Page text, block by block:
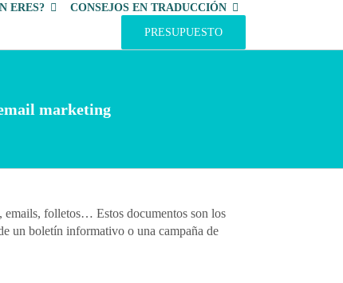
ERES? CONSEJOS EN TRADUCCIÓN
PRESUPUESTO
marketing
emails, folletos… Estos documentos son los
un boletín informativo o una campaña de